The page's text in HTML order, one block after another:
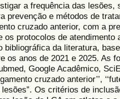
a frequência das
prevenção e métodos de
cruzado anterior, com a
os protocolos de atendimento
bibliográfica da literatura,
os anos de 2021 e 2025. As
Google Acadêmico,
cruzado anterior’’,
lesões”. Os critérios de